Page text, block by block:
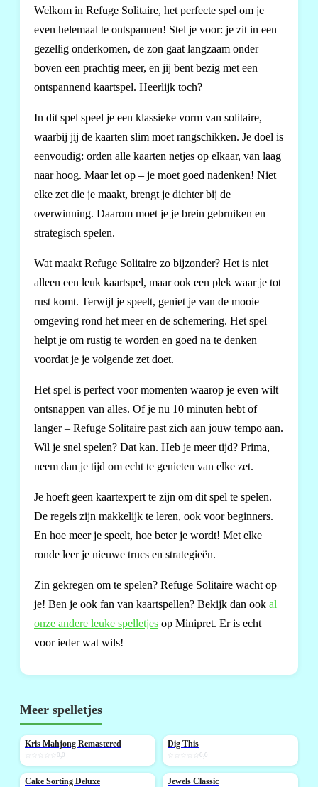
Welkom in Refuge Solitaire, het perfecte spel om je
even helemaal te ontspannen! Stel je voor: je zit in een
gezellig onderkomen, de zon gaat langzaam onder
boven een prachtig meer, en jij bent bezig met een
ontspannend kaartspel. Heerlijk toch?
In dit spel speel je een klassieke vorm van solitaire,
waarbij jij de kaarten slim moet rangschikken. Je doel is
eenvoudig: orden alle kaarten netjes op elkaar, van laag
naar hoog. Maar let op – je moet goed nadenken! Niet
elke zet die je maakt, brengt je dichter bij de
overwinning. Daarom moet je je brein gebruiken en
strategisch spelen.
Wat maakt Refuge Solitaire zo bijzonder? Het is niet
alleen een leuk kaartspel, maar ook een plek waar je tot
rust komt. Terwijl je speelt, geniet je van de mooie
omgeving rond het meer en de schemering. Het spel
helpt je om rustig te worden en goed na te denken
voordat je je volgende zet doet.
Het spel is perfect voor momenten waarop je even wilt
ontsnappen van alles. Of je nu 10 minuten hebt of
langer – Refuge Solitaire past zich aan jouw tempo aan.
Wil je snel spelen? Dat kan. Heb je meer tijd? Prima,
neem dan je tijd om echt te genieten van elke zet.
Je hoeft geen kaartexpert te zijn om dit spel te spelen.
De regels zijn makkelijk te leren, ook voor beginners.
En hoe meer je speelt, hoe beter je wordt! Met elke
ronde leer je nieuwe trucs en strategieën.
Zin gekregen om te spelen? Refuge Solitaire wacht op
je! Ben je ook fan van kaartspellen? Bekijk dan ook al
onze andere leuke spelletjes op Minipret. Er is echt
voor ieder wat wils!
Meer spelletjes
NIEUW
Kris Mahjong Remastered
0,0
NIEUW
Dig This
0,0
NIEUW
Cake Sorting Deluxe NIEUW
Jewels Classic